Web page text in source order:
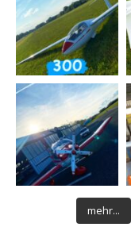
mehr...